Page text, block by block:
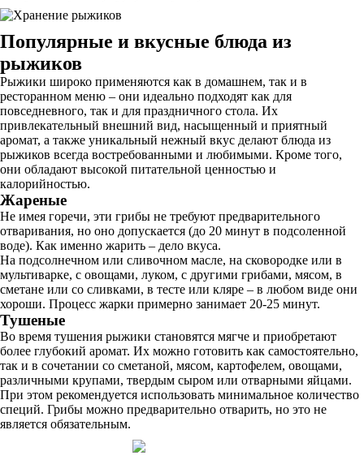
Популярные и вкусные блюда из
рыжиков
Рыжики широко применяются как в домашнем, так и в
ресторанном меню – они идеально подходят как для
повседневного, так и для праздничного стола. Их
привлекательный внешний вид, насыщенный и приятный
аромат, а также уникальный нежный вкус делают блюда из
рыжиков всегда востребованными и любимыми. Кроме того,
они обладают высокой питательной ценностью и
калорийностью.
Жареные
Не имея горечи, эти грибы не требуют предварительного
отваривания, но оно допускается (до 20 минут в подсоленной
воде). Как именно жарить – дело вкуса.
На подсолнечном или сливочном масле, на сковородке или в
мультиварке, с овощами, луком, с другими грибами, мясом, в
сметане или со сливками, в тесте или кляре – в любом виде они
хороши. Процесс жарки примерно занимает 20-25 минут.
Тушеные
Во время тушения рыжики становятся мягче и приобретают
более глубокий аромат. Их можно готовить как самостоятельно,
так и в сочетании со сметаной, мясом, картофелем, овощами,
различными крупами, твердым сыром или отварными яйцами.
При этом рекомендуется использовать минимальное количество
специй. Грибы можно предварительно отварить, но это не
является обязательным.